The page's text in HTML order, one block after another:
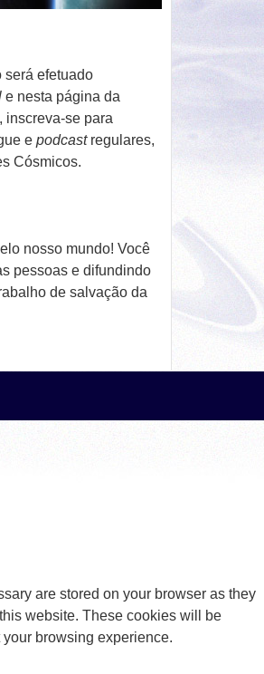
será efetuado
e nesta página da
, inscreva-se para
epodcastregulares,
Cósmicos.
nosso mundo! Você
pessoas e difundindo
de salvação da
are stored on your browser as they
website. These cookies will be
browsing experience.